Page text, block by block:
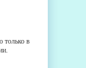
только в